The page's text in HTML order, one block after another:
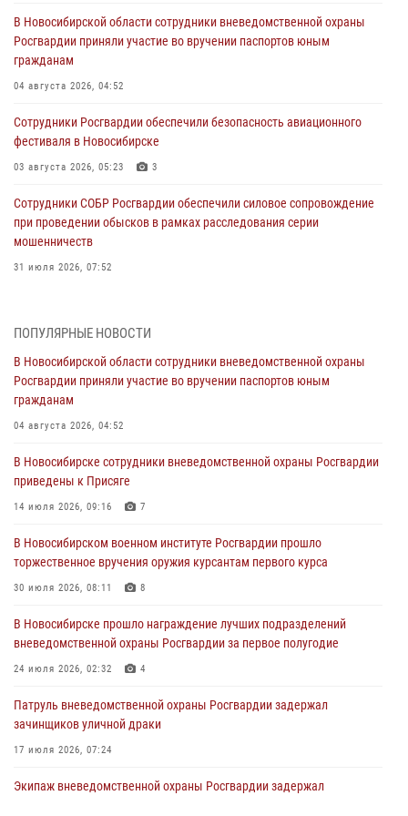
В Новосибирской области сотрудники вневедомственной охраны
Росгвардии приняли участие во вручении паспортов юным
гражданам
04 августа 2026, 04:52
Сотрудники Росгвардии обеспечили безопасность авиационного
фестиваля в Новосибирске
03 августа 2026, 05:23 3
Сотрудники СОБР Росгвардии обеспечили силовое сопровождение
при проведении обысков в рамках расследования серии
мошенничеств
31 июля 2026, 07:52
При силовой поддержке бойцов ОМОН и СОБР Росгвардии
пресечена деятельность группы лиц, причастных к мошенничеству
в сфере страхования
В Новосибирске сотрудниками вневедомственной охраны
Росгвардии задержан гражданин, находящийся в розыске
В Новосибирске военнослужащие отряда спецназа «Ермак»
Росгвардии провели занятия по беспарашютному десантированию
В Новосибирске военнослужащие Росгвардии почтили память детей
– жертв войны в Донбассе
ПОПУЛЯРНЫЕ НОВОСТИ
В Новосибирской области сотрудники вневедомственной охраны
Росгвардии приняли участие во вручении паспортов юным
гражданам
04 августа 2026, 04:52
В Новосибирске сотрудники вневедомственной охраны Росгвардии
приведены к Присяге
14 июля 2026, 09:16 7
В Новосибирском военном институте Росгвардии прошло
торжественное вручения оружия курсантам первого курса
30 июля 2026, 08:11 8
В Новосибирске прошло награждение лучших подразделений
вневедомственной охраны Росгвардии за первое полугодие
24 июля 2026, 02:32 4
Патруль вневедомственной охраны Росгвардии задержал
зачинщиков уличной драки
17 июля 2026, 07:24
Экипаж вневедомственной охраны Росгвардии задержал